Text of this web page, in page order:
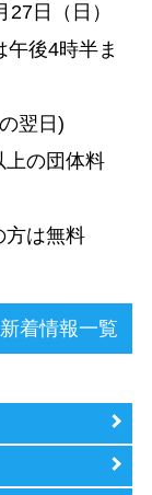
日（日）
後4時半ま
翌日)
の団体料
方は無料
新着情報一覧